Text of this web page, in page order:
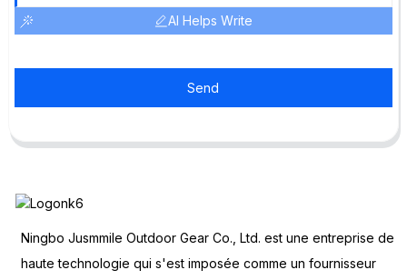
AI Helps Write
Send
Ningbo Jusmmile Outdoor Gear Co., Ltd. est une entreprise de
haute technologie qui s'est imposée comme un fournisseur